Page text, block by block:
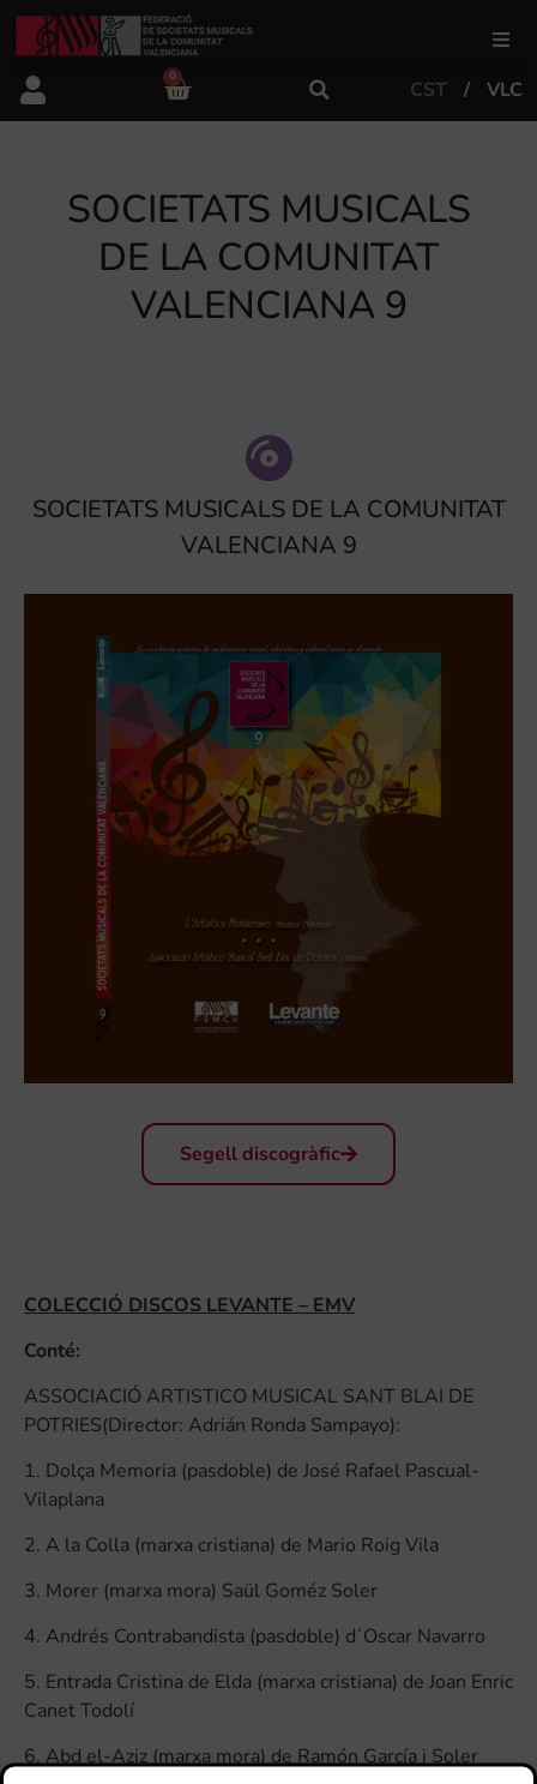
FSMCV
Àrea educativa
Tenda
0
CST VLC
SOCIETATS MUSICALS
DE LA COMUNITAT
VALENCIANA 9
SOCIETATS MUSICALS DE LA COMUNITAT
VALENCIANA 9
Segell discogràfic
COLECCIÓ DISCOS LEVANTE – EMV
Conté:
ASSOCIACIÓ ARTISTICO MUSICAL SANT BLAI DE
POTRIES(Director: Adrián Ronda Sampayo):
1. Dolça Memoria (pasdoble) de José Rafael Pascual-
Vilaplana
2. A la Colla (marxa cristiana) de Mario Roig Vila
3. Morer (marxa mora) Saül Goméz Soler
4. Andrés Contrabandista (pasdoble) d´Oscar Navarro
5. Entrada Cristina de Elda (marxa cristiana) de Joan Enric
Canet Todolí
6. Abd el-Aziz (marxa mora) de Ramón García i Soler